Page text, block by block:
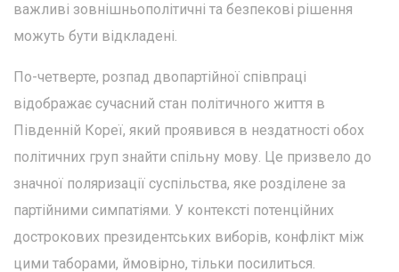
важливі зовнішньополітичні та безпекові рішення
можуть бути відкладені.
По-четверте, розпад двопартійної співпраці
відображає сучасний стан політичного життя в
Південній Кореї, який проявився в нездатності обох
політичних груп знайти спільну мову. Це призвело до
значної поляризації суспільства, яке розділене за
партійними симпатіями. У контексті потенційних
дострокових президентських виборів, конфлікт між
цими таборами, ймовірно, тільки посилиться.